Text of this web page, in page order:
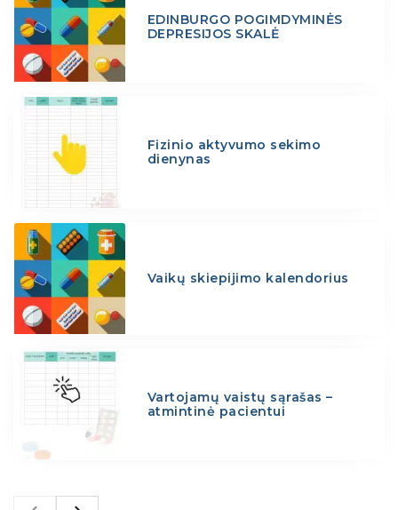
EDINBURGO POGIMDYMINĖS
DEPRESIJOS SKALĖ
Fizinio aktyvumo sekimo
dienynas
Vaikų skiepijimo kalendorius
Vartojamų vaistų sąrašas –
atmintinė pacientui